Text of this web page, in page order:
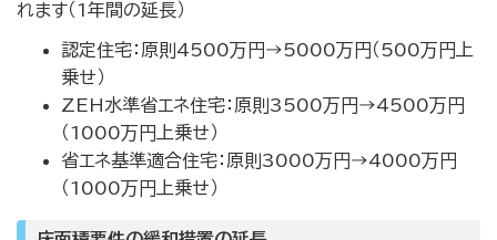
れます（1年間の延長）
認定住宅：原則4500万円→5000万円（500万円上
乗せ）
ZEH水準省エネ住宅：原則3500万円→4500万円
（1000万円上乗せ）
省エネ基準適合住宅：原則3000万円→4000万円
（1000万円上乗せ）